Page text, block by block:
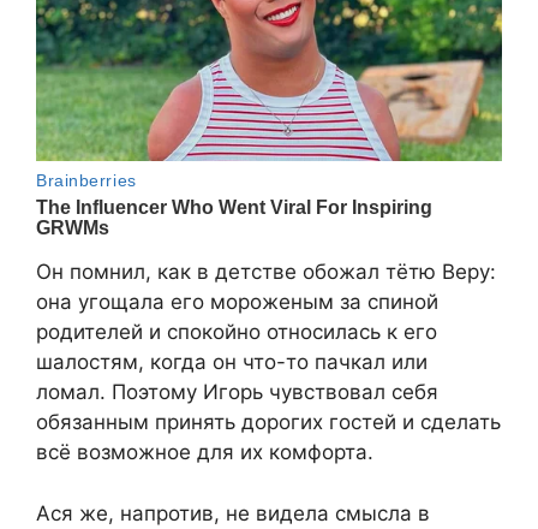
Он помнил, как в детстве обожал тётю Веру:
она угощала его мороженым за спиной
родителей и спокойно относилась к его
шалостям, когда он что-то пачкал или
ломал. Поэтому Игорь чувствовал себя
обязанным принять дорогих гостей и сделать
всё возможное для их комфорта.
Ася же, напротив, не видела смысла в